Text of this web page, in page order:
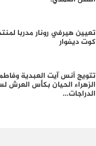
تعيين هيرفي رونار مدربا
كوت ديفوار
تتويج أنس آيت العبدية
الزهراء الحيان بكأس العرش
الدراجات…